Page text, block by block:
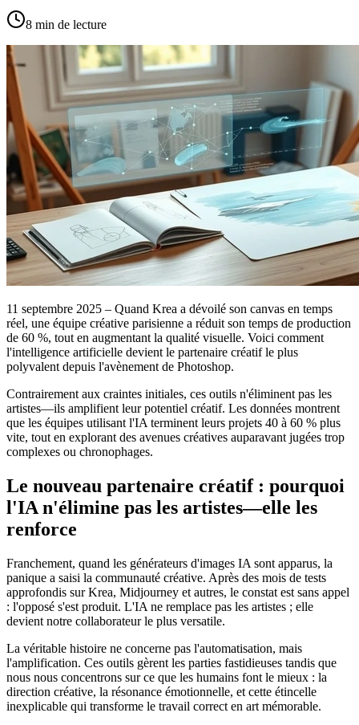
8 min de lecture
11 septembre 2025 – Quand Krea a dévoilé son canvas en temps
réel, une équipe créative parisienne a réduit son temps de production
de 60 %, tout en augmentant la qualité visuelle. Voici comment
l'intelligence artificielle devient le partenaire créatif le plus
polyvalent depuis l'avènement de Photoshop.
Contrairement aux craintes initiales, ces outils n'éliminent pas les
artistes—ils amplifient leur potentiel créatif. Les données montrent
que les équipes utilisant l'IA terminent leurs projets 40 à 60 % plus
vite, tout en explorant des avenues créatives auparavant jugées trop
complexes ou chronophages.
Le nouveau partenaire créatif : pourquoi
l'IA n'élimine pas les artistes—elle les
renforce
Franchement, quand les générateurs d'images IA sont apparus, la
panique a saisi la communauté créative. Après des mois de tests
approfondis sur Krea, Midjourney et autres, le constat est sans appel
: l'opposé s'est produit. L'IA ne remplace pas les artistes ; elle
devient notre collaborateur le plus versatile.
La véritable histoire ne concerne pas l'automatisation, mais
l'amplification. Ces outils gèrent les parties fastidieuses tandis que
nous nous concentrons sur ce que les humains font le mieux : la
direction créative, la résonance émotionnelle, et cette étincelle
inexplicable qui transforme le travail correct en art mémorable.